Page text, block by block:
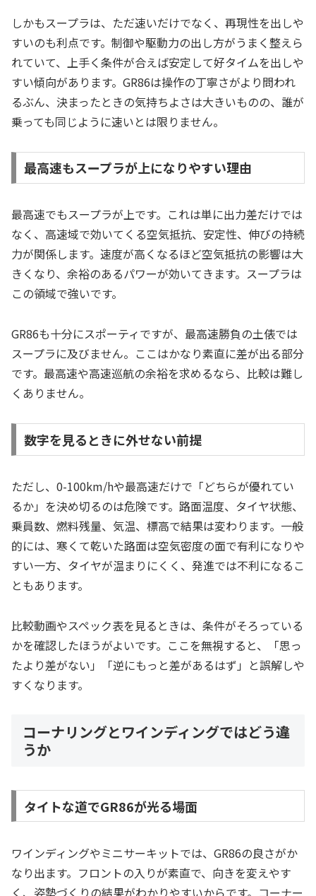
しかもスープラは、ただ速いだけでなく、再現性を出しや
すいのも利点です。制御や駆動力の出し方がうまく整えら
れていて、上手く条件が合えば安定して好タイムを出しや
すい傾向があります。GR86は操作の丁寧さがより問われ
るぶん、決まったときの気持ちよさは大きいものの、誰が
乗っても同じように速いとは限りません。
最高速もスープラが上になりやすい理由
最高速でもスープラが上です。これは単に出力差だけでは
なく、高速域で効いてくる空気抵抗、安定性、伸びの持続
力が関係します。速度が高くなるほど空気抵抗の影響は大
きくなり、余裕のあるパワーが効いてきます。スープラは
この領域で強いです。
GR86も十分にスポーティですが、最高速勝負の土俵では
スープラに及びません。ここはかなり素直に差が出る部分
です。最高速や高速巡航の余裕を求めるなら、比較は難し
くありません。
数字を見るときに外せない前提
ただし、0-100km/hや最高速だけで「どちらが優れてい
るか」を決め切るのは危険です。路面温度、タイヤ状態、
乗員数、燃料残量、気温、標高で結果は変わります。一般
的には、寒くて乾いた路面は空気密度の面で有利になりや
すい一方、タイヤが温まりにくく、発進では不利になるこ
ともあります。
比較動画やスペック表を見るときは、条件がそろっている
かを確認したほうがよいです。ここを無視すると、「思っ
たより差がない」「逆にもっと差があるはず」と誤解しや
すくなります。
コーナリングとワインディングではどう違
うか
タイトな道でGR86が光る場面
ワインディングやミニサーキットでは、GR86の良さがか
なり出ます。フロントの入りが素直で、向きを変えやす
く、姿勢づくりの結果がわかりやすいからです。コーナー